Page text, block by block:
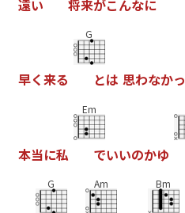
遠い 将来がこんなに
早く来る
G
とは 思わなかっ
本当に私
Em
でいいのかゆ
G Am Bm